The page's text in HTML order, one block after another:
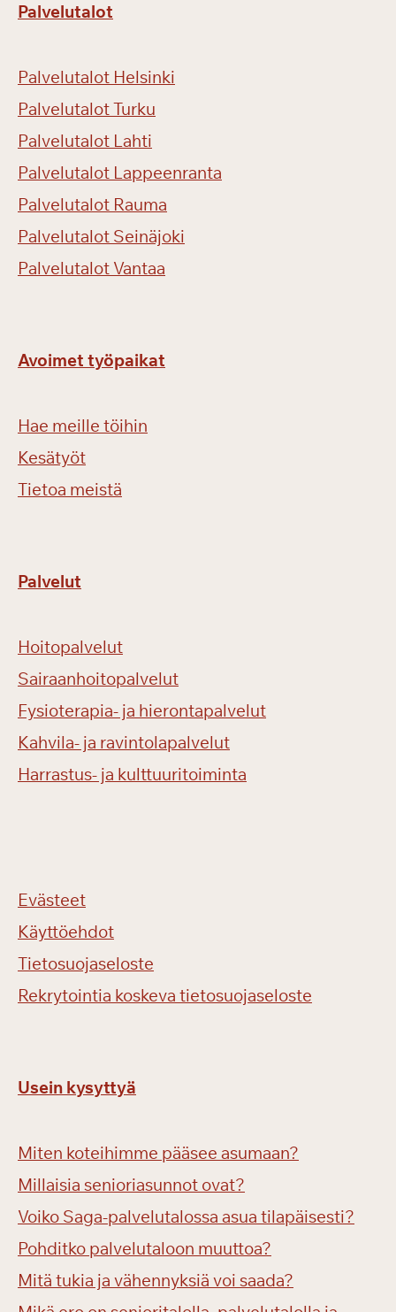
Palvelutalot
Palvelutalot Helsinki
Palvelutalot Turku
Palvelutalot Lahti
Palvelutalot Lappeenranta
Palvelutalot Rauma
Palvelutalot Seinäjoki
Palvelutalot Vantaa
Avoimet työpaikat
Hae meille töihin
Kesätyöt
Tietoa meistä
Palvelut
Hoitopalvelut
Sairaanhoitopalvelut
Fysioterapia- ja hierontapalvelut
Kahvila- ja ravintolapalvelut
Harrastus- ja kulttuuritoiminta
Evästeet
Käyttöehdot
Tietosuojaseloste
Rekrytointia koskeva tietosuojaseloste
Usein kysyttyä
Miten koteihimme pääsee asumaan?
Millaisia senioriasunnot ovat?
Voiko Saga-palvelutalossa asua tilapäisesti?
Pohditko palvelutaloon muuttoa?
Mitä tukia ja vähennyksiä voi saada?